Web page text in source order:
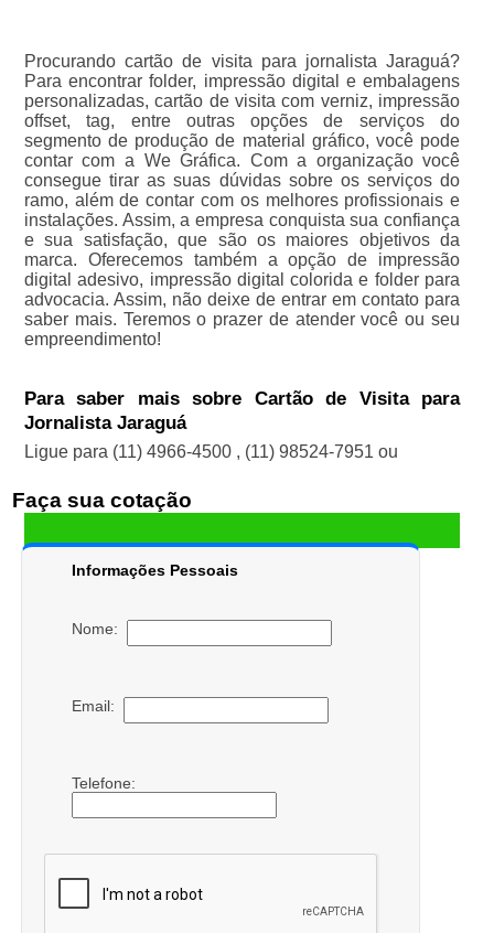
Procurando cartão de visita para jornalista Jaraguá?
Para encontrar folder, impressão digital e embalagens
personalizadas, cartão de visita com verniz, impressão
offset, tag, entre outras opções de serviços do
segmento de produção de material gráfico, você pode
contar com a We Gráfica. Com a organização você
consegue tirar as suas dúvidas sobre os serviços do
ramo, além de contar com os melhores profissionais e
instalações. Assim, a empresa conquista sua confiança
e sua satisfação, que são os maiores objetivos da
marca. Oferecemos também a opção de impressão
digital adesivo, impressão digital colorida e folder para
advocacia. Assim, não deixe de entrar em contato para
saber mais. Teremos o prazer de atender você ou seu
empreendimento!
Para saber mais sobre Cartão de Visita para
Jornalista Jaraguá
Ligue para (11) 4966-4500 , (11) 98524-7951 ou
Faça sua cotação
Informações Pessoais
Nome:
Email:
Telefone: